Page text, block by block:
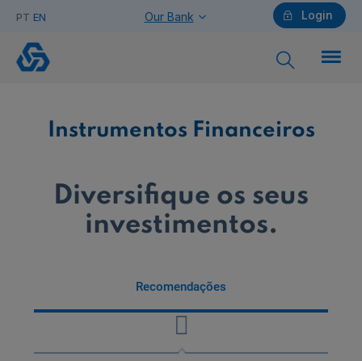
PT EN Login
Our Bank
Recomendações
aos
Instrumentos Financeiros
Diversifique os seus
investimentos.
Recomendações